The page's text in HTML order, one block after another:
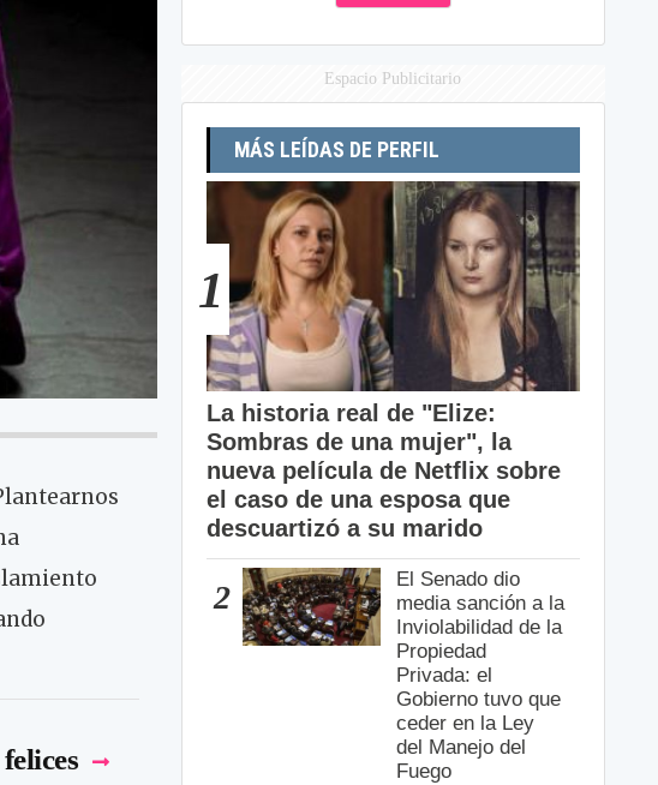
Espacio Publicitario
MÁS LEÍDAS DE PERFIL
1
La historia real de "Elize:
Sombras de una mujer", la
nueva película de Netflix sobre
el caso de una esposa que
descuartizó a su marido
2
El Senado dio
media sanción a la
Inviolabilidad de la
Propiedad
Privada: el
Gobierno tuvo que
ceder en la Ley
del Manejo del
Fuego